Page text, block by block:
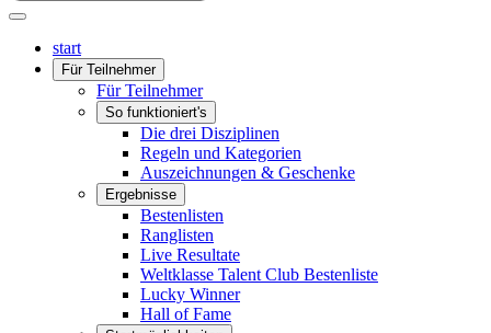
start
Für Teilnehmer
Für Teilnehmer
So funktioniert's
Die drei Disziplinen
Regeln und Kategorien
Auszeichnungen & Geschenke
Ergebnisse
Bestenlisten
Ranglisten
Live Resultate
Weltklasse Talent Club Bestenliste
Lucky Winner
Hall of Fame